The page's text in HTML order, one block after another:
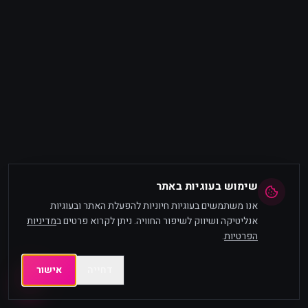
שימוש בעוגיות באתר
אנו משתמשים בעוגיות חיוניות להפעלת האתר ובעוגיות
אנליטיקה ושיווק לשיפור החוויה. ניתן לקרוא פרטים במדיניות
הפרטיות.
אישור